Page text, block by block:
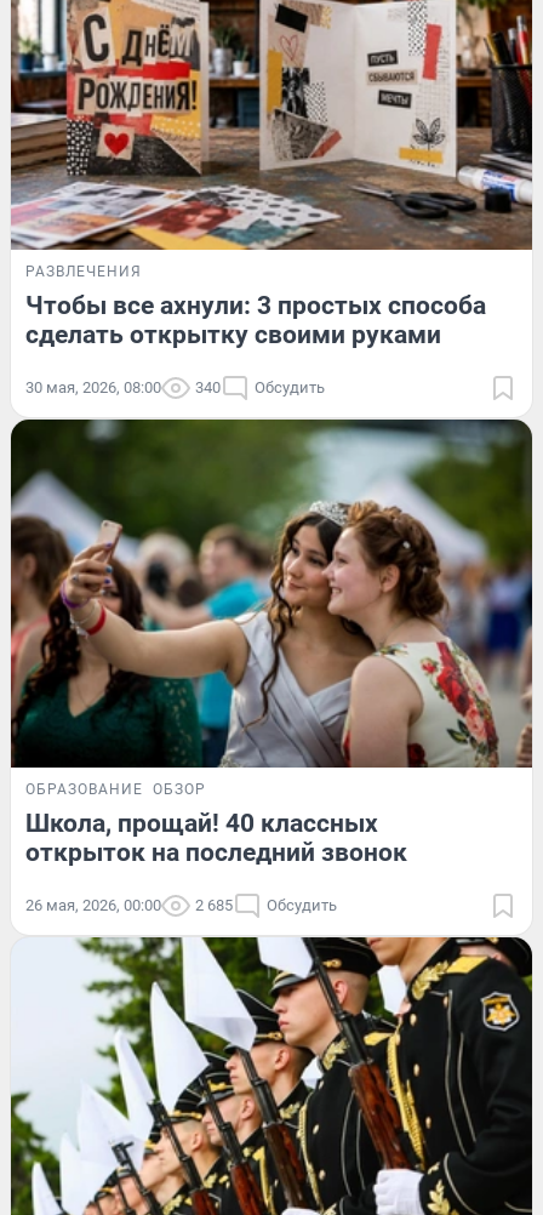
РАЗВЛЕЧЕНИЯ
Чтобы все ахнули: 3 простых способа
сделать открытку своими руками
30 мая, 2026, 08:00 340 Обсудить
ОБРАЗОВАНИЕ ОБЗОР
Школа, прощай! 40 классных
открыток на последний звонок
26 мая, 2026, 00:00 2 685 Обсудить